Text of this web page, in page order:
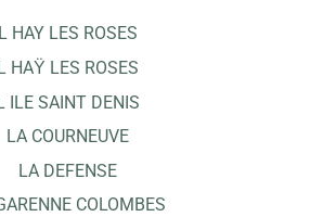
L HAY LES ROSES
HAŸ LES ROSES
ILE SAINT DENIS
LA COURNEUVE
LA DEFENSE
COLOMBES